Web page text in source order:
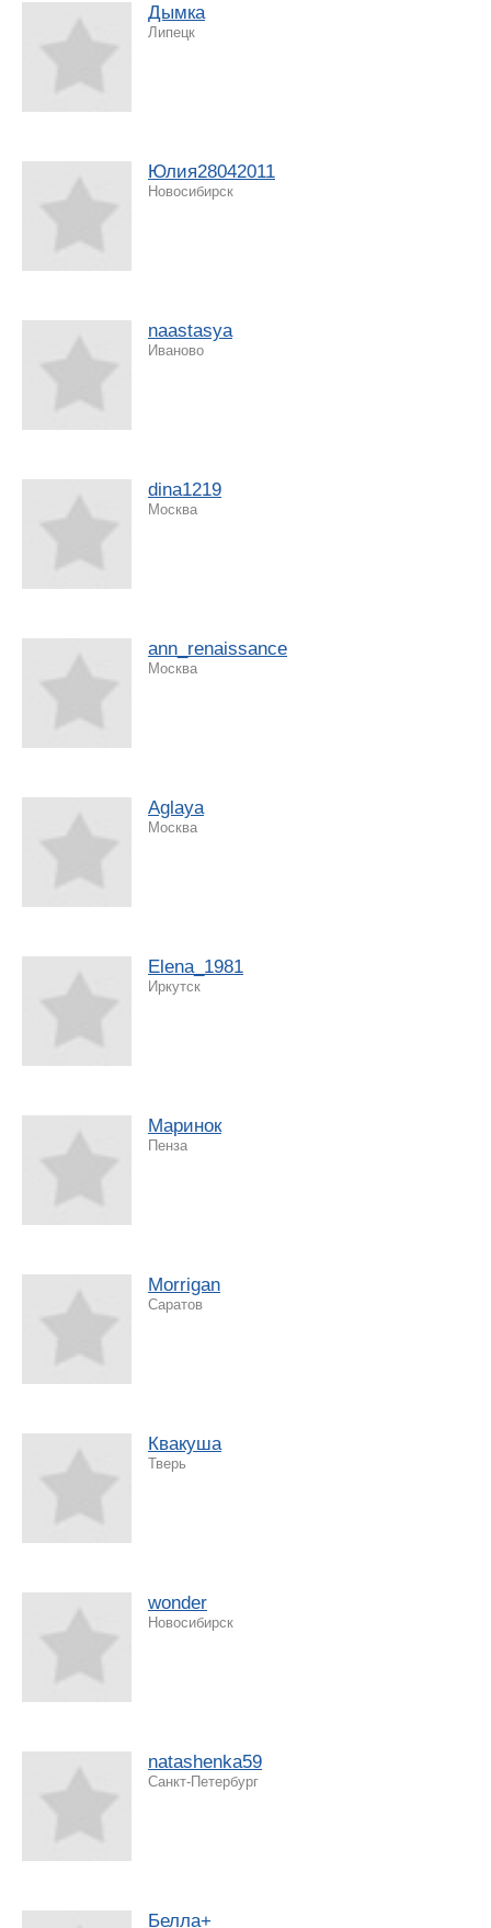
Дымка
Липецк
Юлия28042011
Новосибирск
naastasya
Иваново
dina1219
Москва
ann_renaissance
Москва
Aglaya
Москва
Elena_1981
Иркутск
Маринок
Пенза
Morrigan
Саратов
Квакуша
Тверь
wonder
Новосибирск
natashenka59
Санкт-Петербург
Белла+